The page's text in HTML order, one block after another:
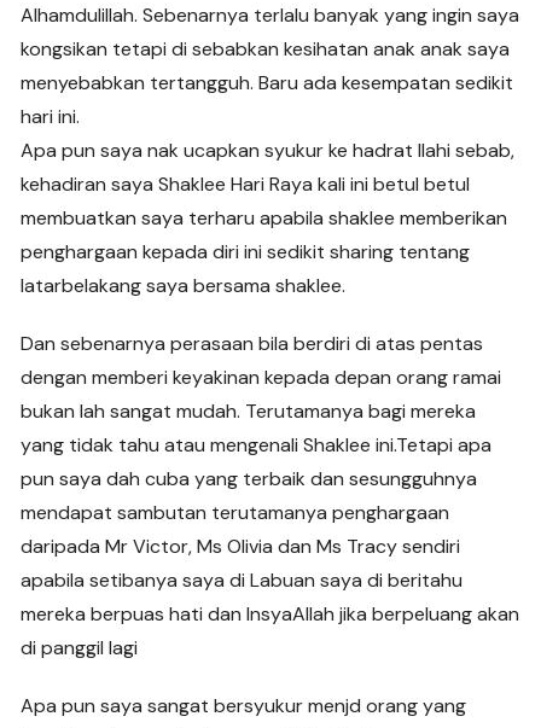
o
o
k
p
p
m g
er
n
k
Alhamdulillah. Sebenarnya terlalu banyak yang ingin saya
kongsikan tetapi di sebabkan kesihatan anak anak saya
menyebabkan tertangguh. Baru ada kesempatan sedikit
hari ini.
Apa pun saya nak ucapkan syukur ke hadrat Ilahi sebab,
kehadiran saya Shaklee Hari Raya kali ini betul betul
membuatkan saya terharu apabila shaklee memberikan
penghargaan kepada diri ini sedikit sharing tentang
latarbelakang saya bersama shaklee.
Dan sebenarnya perasaan bila berdiri di atas pentas
dengan memberi keyakinan kepada depan orang ramai
bukan lah sangat mudah. Terutamanya bagi mereka
yang tidak tahu atau mengenali Shaklee ini.Tetapi apa
pun saya dah cuba yang terbaik dan sesungguhnya
mendapat sambutan terutamanya penghargaan
daripada Mr Victor, Ms Olivia dan Ms Tracy sendiri
apabila setibanya saya di Labuan saya di beritahu
mereka berpuas hati dan InsyaAllah jika berpeluang akan
di panggil lagi
Apa pun saya sangat bersyukur menjd orang yang